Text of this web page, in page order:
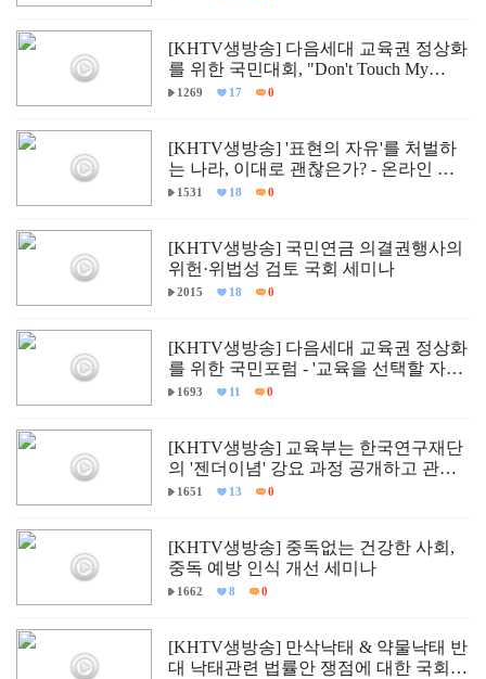
[KHTV생방송] 다음세대 교육권 정상화
를 위한 국민대회, "Don't Touch My
Child."
1269 17 0
[KHTV생방송] '표현의 자유'를 처벌하
는 나라, 이대로 괜찮은가? - 온라인 입
틀막법 폐지 촉구 국회토론회
1531 18 0
[KHTV생방송] 국민연금 의결권행사의
위헌·위법성 검토 국회 세미나
2015 18 0
[KHTV생방송] 다음세대 교육권 정상화
를 위한 국민포럼 - '교육을 선택할 자유,
다르게 배울 권리'
1693 11 0
[KHTV생방송] 교육부는 한국연구재단
의 '젠더이념' 강요 과정 공개하고 관련
자 즉각 문책하라!
1651 13 0
[KHTV생방송] 중독없는 건강한 사회,
중독 예방 인식 개선 세미나
1662 8 0
[KHTV생방송] 만삭낙태 & 약물낙태 반
대 낙태관련 법률안 쟁점에 대한 국회